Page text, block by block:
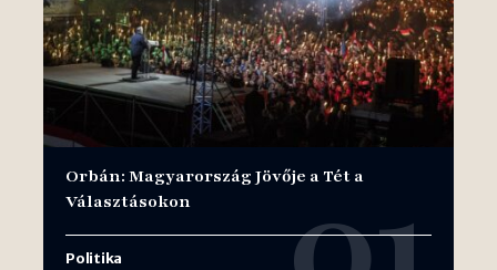
Orbán: Magyarország Jövője a Tét a
Választásokon
Politika